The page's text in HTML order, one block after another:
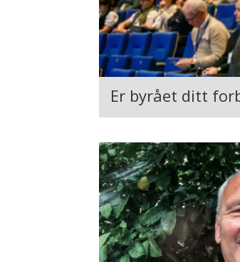
Er byrået ditt